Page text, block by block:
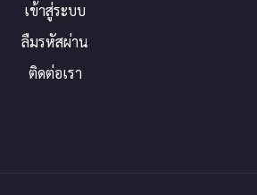
เข้าสู่ระบบ
ลืมรหัสผ่าน
ติดต่อเรา